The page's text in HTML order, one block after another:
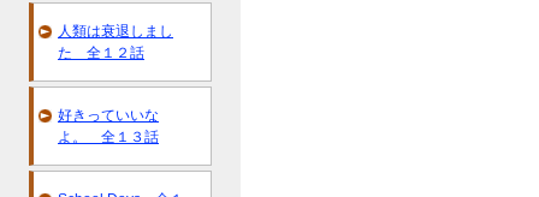
人類は衰退しまし
た 全１２話
好きっていいな
よ。 全１３話